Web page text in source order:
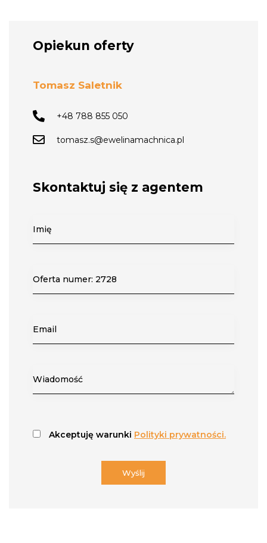
Opiekun oferty
Tomasz Saletnik
+48 788 855 050
tomasz.s@ewelinamachnica.pl
Skontaktuj się z agentem
Akceptuję warunki Polityki prywatności.
Wyślij